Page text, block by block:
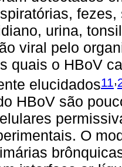
urina,
viral pelo
quais o HBoV
elucidados11,
HBoV são
O